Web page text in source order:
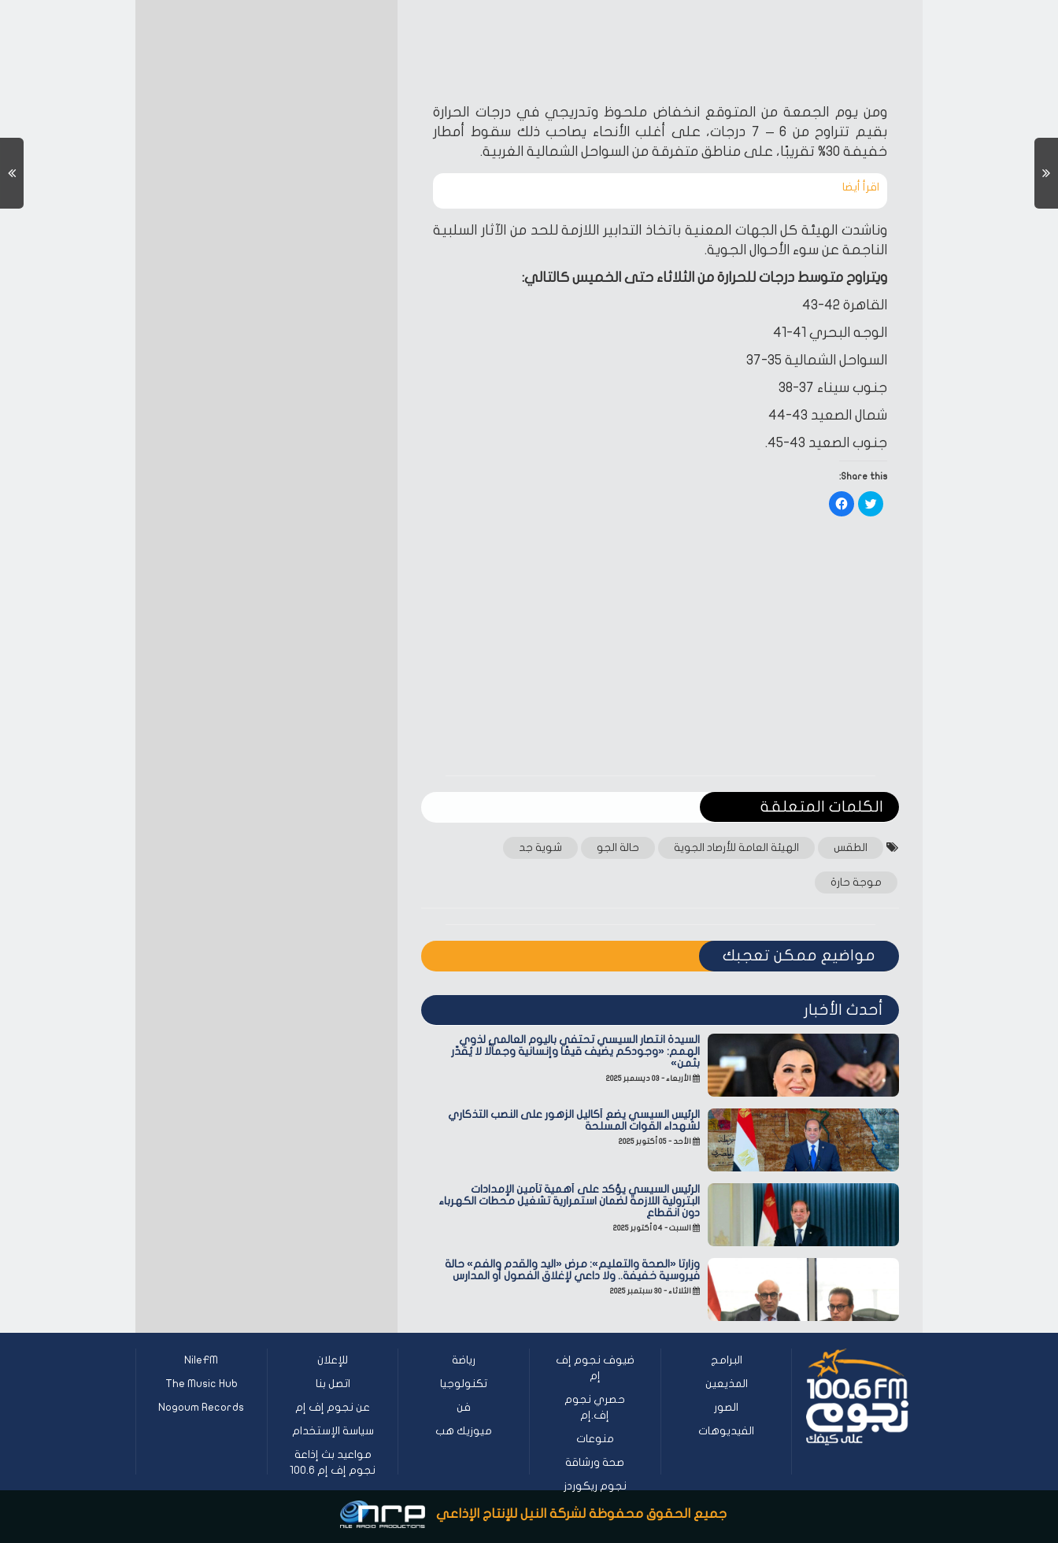
ومن يوم الجمعة من المتوقع انخفاض ملحوظ وتدريجي في درجات الحرارة
بقيم تتراوح من 6 – 7 درجات، على أغلب الأنحاء يصاحب ذلك سقوط أمطار
خفيفة 30% تقريبًا، على مناطق متفرقة من السواحل الشمالية الغربية.
اقرأ أيضا‎
وناشدت الهيئة كل الجهات المعنية باتخاذ التدابير اللازمة للحد من الآثار السلبية
الناجمة عن سوء الأحوال الجوية.
ويتراوح متوسط درجات للحرارة من الثلاثاء حتى الخميس كالتالي:
القاهرة 42-43
الوجه البحري 41-41
السواحل الشمالية 35-37
جنوب سيناء 37-38
شمال الصعيد 43-44
جنوب الصعيد 43-45.
Share this:
Click
to
share
Click
to
الكلمات المتعلقة‎
الطقس الهيئة العامة للأرصاد الجوية حالة الجو شوية جد
موجة حارة
مواضيع ممكن تعجبك
أحدث الأخبار
السيدة انتصار السيسي تحتفي باليوم العالمي لذوي
الهمم: «وجودكم يضيف قيمًا وإنسانية وجمالًا لا يُقدّر
بثمن»
الأربعاء - ٠٣ ديسمبر ٢٠٢٥
الرئيس السيسي يضع أكاليل الزهور على النصب التذكاري
لشهداء القوات المسلحة
الأحد - ٠٥ أكتوبر ٢٠٢٥
الرئيس السيسي يؤكد على أهمية تأمين الإمدادات
البترولية اللازمة لضمان استمرارية تشغيل محطات الكهرباء
دون انقطاع
السبت - ٠٤ أكتوبر ٢٠٢٥
وزارتا «الصحة والتعليم»: مرض «اليد والقدم والفم» حالة
فيروسية خفيفة.. ولا داعي لإغلاق الفصول أو المدارس
الثلاثاء - ٣٠ سبتمبر ٢٠٢٥
البرامج
المذيعين
الصور
الفيديوهات
ضيوف نجوم إف
إم
حصري نجوم
إف.إم
منوعات
صحة ورشاقة
نجوم ريكوردز
رياضة
تكنولوجيا
فن
ميوزيك هب
للإعلان
اتصل بنا
عن نجوم إف إم
سياسة الإستخدام
مواعيد بث إذاعة
نجوم إف إم 100.6
NileFM
The Music Hub
Nogoum Records
جميع الحقوق محفوظة لشركة النيل للإنتاج الإذاعي